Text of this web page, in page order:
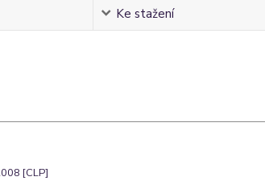
Ke stažení
[CLP]